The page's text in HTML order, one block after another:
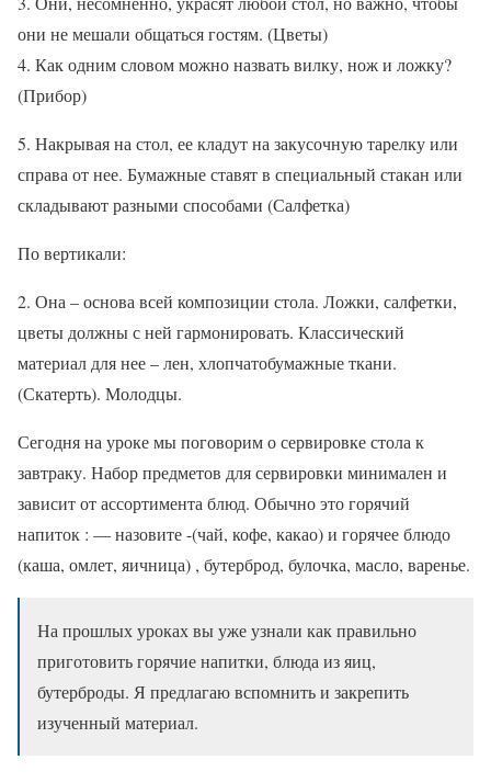
они не мешали общаться гостям. (Цветы)
4. Как одним словом можно назвать вилку, нож и ложку?
(Прибор)
5. Накрывая на стол, ее кладут на закусочную тарелку или
справа от нее. Бумажные ставят в специальный стакан или
складывают разными способами (Салфетка)
По вертикали:
2. Она – основа всей композиции стола. Ложки, салфетки,
цветы должны с ней гармонировать. Классический
материал для нее – лен, хлопчатобумажные ткани.
(Скатерть). Молодцы.
Сегодня на уроке мы поговорим о сервировке стола к
завтраку. Набор предметов для сервировки минимален и
зависит от ассортимента блюд. Обычно это горячий
напиток : — назовите -(чай, кофе, какао) и горячее блюдо
(каша, омлет, яичница) , бутерброд, булочка, масло, варенье.
На прошлых уроках вы уже узнали как правильно
приготовить горячие напитки, блюда из яиц,
бутерброды. Я предлагаю вспомнить и закрепить
изученный материал.